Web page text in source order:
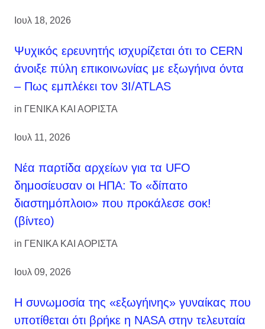
Ιουλ 18, 2026
Ψυχικός ερευνητής ισχυρίζεται ότι το CERN
άνοιξε πύλη επικοινωνίας με εξωγήινα όντα
– Πως εμπλέκει τον 3I/ATLAS
in ΓΕΝΙΚΑ ΚΑΙ ΑΟΡΙΣΤΑ
Ιουλ 11, 2026
Νέα παρτίδα αρχείων για τα UFO
δημοσίευσαν οι ΗΠΑ: Το «δίπατο
διαστημόπλοιο» που προκάλεσε σοκ!
(βίντεο)
in ΓΕΝΙΚΑ ΚΑΙ ΑΟΡΙΣΤΑ
Ιουλ 09, 2026
Η συνωμοσία της «εξωγήινης» γυναίκας που
υποτίθεται ότι βρήκε η NASA στην τελευταία